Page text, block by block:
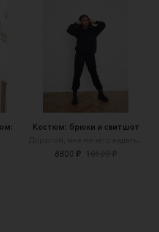
Костюм: брюки и свитшот
Дорогой, мне нечего надеть...
8800 ₽ 10500 ₽